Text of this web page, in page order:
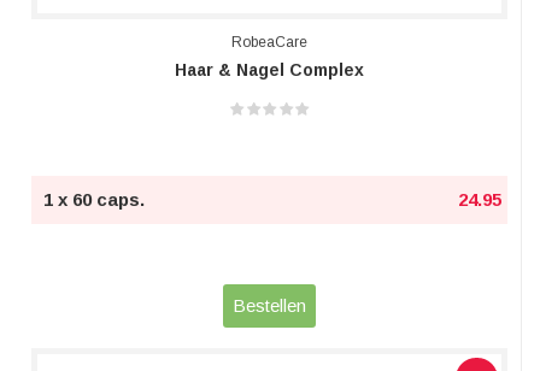
RobeaCare
Haar & Nagel Complex
1 x 60 caps. 24.95
Bestellen